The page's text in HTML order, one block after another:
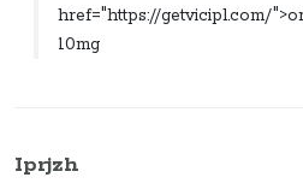
href="https://getvicipl.com/
10mg
Iprjzh